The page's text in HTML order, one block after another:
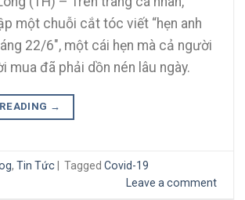
một chuỗi cắt tóc viết “hẹn anh
22/6″, một cái hẹn mà cả người
mua đã phải dồn nén lâu ngày.
→
,Tin Tức TaggedCovid-19
Leave a comment